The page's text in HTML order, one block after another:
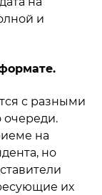
и
с разными
очереди.
на
но
их